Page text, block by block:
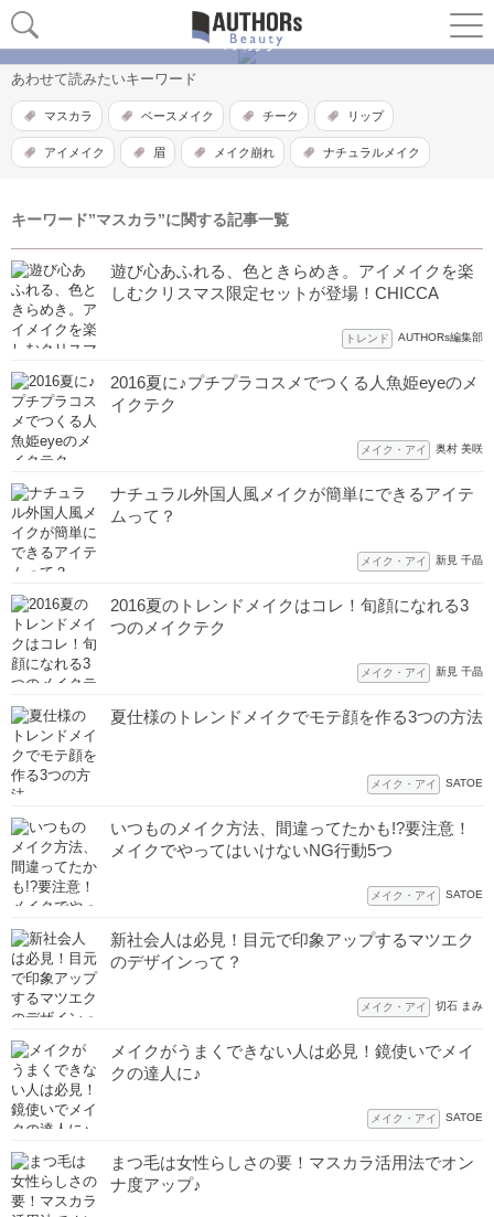
マスカラ
あわせて読みたいキーワード
マスカラ ベースメイク チーク リップ
アイメイク 眉 メイク崩れ ナチュラルメイク
キーワード”マスカラ”に関する記事一覧
遊び心あふれる、色ときらめき。アイメイクを楽
しむクリスマス限定セットが登場！CHICCA
トレンド AUTHORs編集部
2016夏に♪プチプラコスメでつくる人魚姫eyeのメ
イクテク
メイク・アイ 奥村 美咲
ナチュラル外国人風メイクが簡単にできるアイテ
ムって？
メイク・アイ 新見 千晶
2016夏のトレンドメイクはコレ！旬顔になれる3
つのメイクテク
メイク・アイ 新見 千晶
夏仕様のトレンドメイクでモテ顔を作る3つの方法
メイク・アイ SATOE
いつものメイク方法、間違ってたかも!?要注意！
メイクでやってはいけないNG行動5つ
メイク・アイ SATOE
新社会人は必見！目元で印象アップするマツエク
のデザインって？
メイク・アイ 切石 まみ
メイクがうまくできない人は必見！鏡使いでメイ
クの達人に♪
メイク・アイ SATOE
まつ毛は女性らしさの要！マスカラ活用法でオン
ナ度アップ♪